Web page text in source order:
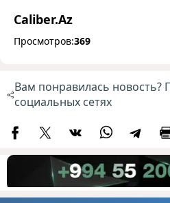
Caliber.Az
Просмотров:369
Вам понравилась новость?
социальных сетях